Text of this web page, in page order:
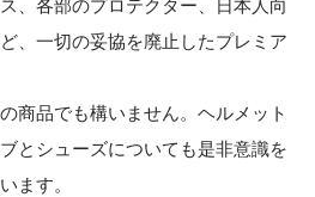
、各部のプロテクター、日本人向
、一切の妥協を廃止したプレミア
商品でも構いません。ヘルメット
とシューズについても是非意識を
ます。